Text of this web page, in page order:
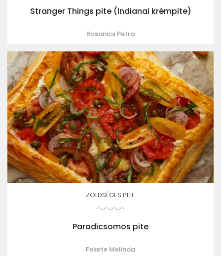
Stranger Things pite (Indianai krémpite)
Rosanics Petra
ZÖLDSÉGES PITE
Paradicsomos pite
Fekete Melinda